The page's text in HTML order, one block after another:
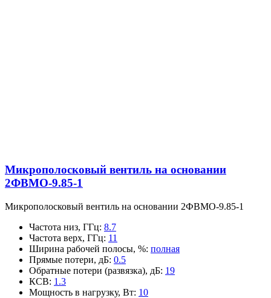
Микрополосковый вентиль на основании
2ФВМO-9.85-1
Микрополосковый вентиль на основании 2ФВМO-9.85-1
Частота низ, ГГц: 8.7
Частота верх, ГГц: 11
Ширина рабочей полосы, %: полная
Прямые потери, дБ: 0.5
Обратные потери (развязка), дБ: 19
КСВ: 1.3
Мощность в нагрузку, Вт: 10